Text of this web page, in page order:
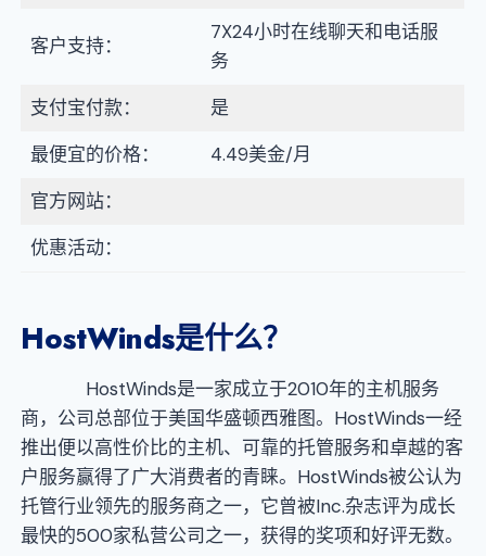
客户支持：
7X24小时在线聊天和电话服
务
支付宝付款：
是
最便宜的价格：
4.49美金/月
官方网站：
优惠活动：
HostWinds是什么？
HostWinds是一家成立于2010年的主机服务
商，公司总部位于美国华盛顿西雅图。HostWinds一经
推出便以高性价比的主机、可靠的托管服务和卓越的客
户服务赢得了广大消费者的青睐。HostWinds被公认为
托管行业领先的服务商之一，它曾被Inc.杂志评为成长
最快的500家私营公司之一，获得的奖项和好评无数。